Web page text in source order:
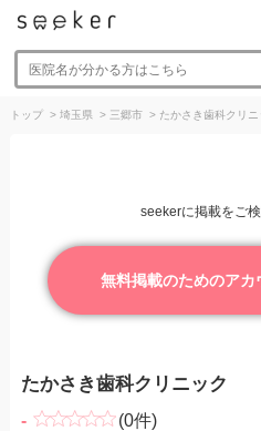
トップ > 埼玉県 > 三郷市 > たかさき歯科クリニ
seekerに掲載をご
無料掲載のためのアカ
たかさき歯科クリニック
- (0件)